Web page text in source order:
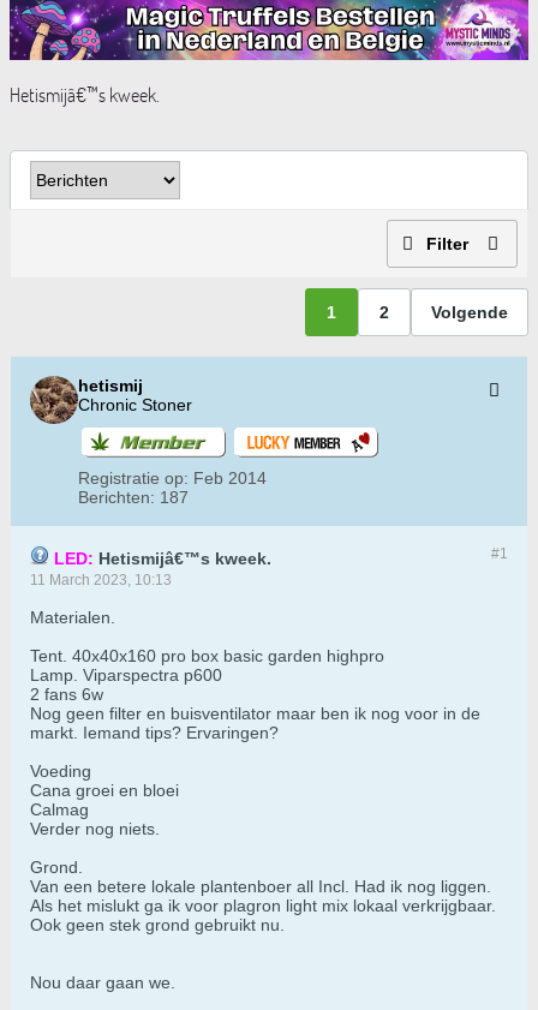
Hetismijâ€™s kweek.
Filter
1 2 Volgende
hetismij
Chronic Stoner
Registratie op: Feb 2014
Berichten: 187
#1
LED: Hetismijâ€™s kweek.
11 March 2023, 10:13
Materialen.
Tent. 40x40x160 pro box basic garden highpro
Lamp. Viparspectra p600
2 fans 6w
Nog geen filter en buisventilator maar ben ik nog voor in de
markt. Iemand tips? Ervaringen?
Voeding
Cana groei en bloei
Calmag
Verder nog niets.
Grond.
Van een betere lokale plantenboer all Incl. Had ik nog liggen.
Als het mislukt ga ik voor plagron light mix lokaal verkrijgbaar.
Ook geen stek grond gebruikt nu.
Nou daar gaan we.